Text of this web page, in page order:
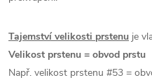
Tajemství velikosti prstenu je
Velikost prstenu = obvod prstu
Např. velikost prstenu #53 =